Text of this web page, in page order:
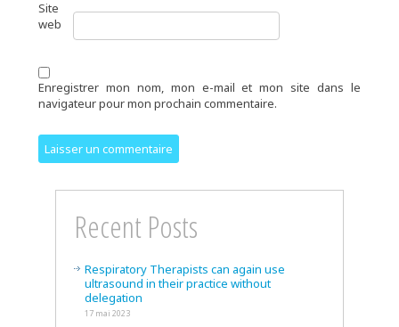
Site
web
Enregistrer mon nom, mon e-mail et mon site dans le
navigateur pour mon prochain commentaire.
Recent Posts
Respiratory Therapists can again use
ultrasound in their practice without
delegation
17 mai 2023